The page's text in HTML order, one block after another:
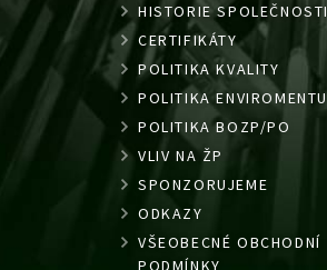
HISTORIE SPOLEČNOSTI
CERTIFIKÁTY
POLITIKA KVALITY
POLITIKA ENVIROMENTU
POLITIKA BOZP/PO
VLIV NA ŽP
SPONZORUJEME
ODKAZY
VŠEOBECNÉ OBCHODNÍ
PODMÍNKY